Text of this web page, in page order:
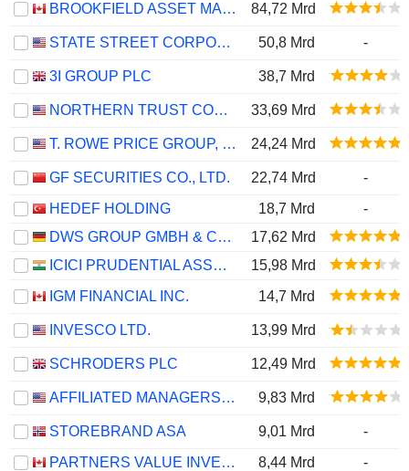
BROOKFIELD ASSET MANAGEMENT LTD. 84,72 Mrd
STATE STREET CORPORATION 50,8 Mrd -
3I GROUP PLC 38,7 Mrd
NORTHERN TRUST CORPORATION 33,69 Mrd
T. ROWE PRICE GROUP, INC. 24,24 Mrd
GF SECURITIES CO., LTD. 22,74 Mrd
-
HEDEF HOLDING
18,7 Mrd
-
DWS GROUP GMBH & CO. KGAA
17,62 Mrd
ICICI PRUDENTIAL ASSET MANAGEMENT COMPANY LIMITED
15,98 Mrd
IGM FINANCIAL INC.
14,7 Mrd
INVESCO LTD. 13,99 Mrd
SCHRODERS PLC 12,49 Mrd
AFFILIATED MANAGERS GROUP, INC. 9,83 Mrd
STOREBRAND ASA 9,01 Mrd
-
PARTNERS VALUE INVESTMENTS LP
8,44 Mrd
-